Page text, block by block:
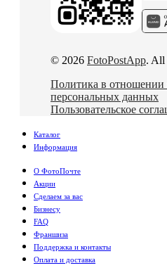
© 2026 FotoPostApp. All
Политика в отношении
персональных данных
Пользовательское
Каталог
Информация
О ФотоПочте
Акции
Сделаем за вас
Бизнесу
FAQ
Франшиза
Поддержка и контакты
Оплата и доставка